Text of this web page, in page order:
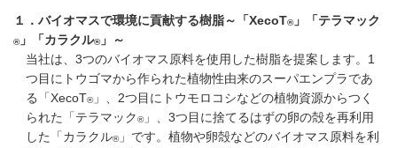
１．バイオマスで環境に貢献する樹脂～「XecoT®」「テラマック
®」「カラクル®」～
当社は、3つのバイオマス原料を使用した樹脂を提案します。1
つ目にトウゴマから作られた植物性由来のスーパエンプラであ
る「XecoT®」、2つ目にトウモロコシなどの植物資源からつく
られた「テラマック®」、3つ目に捨てるはずの卵の殻を再利用
した「カラクル®」です。植物や卵殻などのバイオマス原料を利